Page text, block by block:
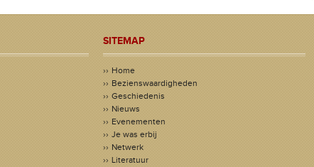
SITEMAP
Home
Bezienswaardigheden
Geschiedenis
Nieuws
Evenementen
Je was erbij
Netwerk
Literatuur